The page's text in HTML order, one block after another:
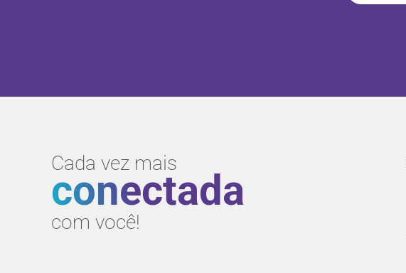
Cada vez mais
conectada
com você!